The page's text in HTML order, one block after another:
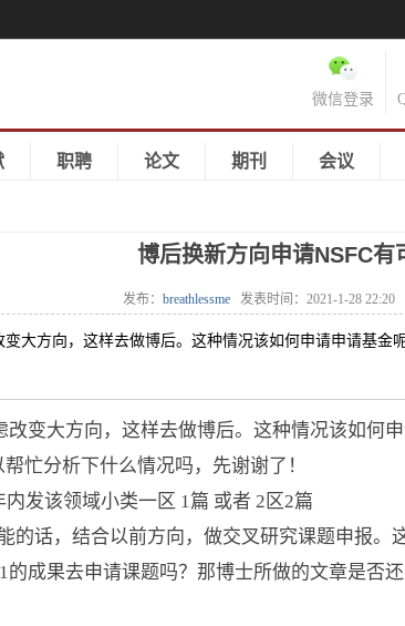
微信登录
职聘 论文 期刊 会议
博后换新方向申请NSFC有
发布： breathlessme 发表时间： 2021-1-28 22:20
变大方向，这样去做博后。这种情况该如何申请申请基
变大方向，这样去做博后。这种情况该如何申
忙分析下什么情况吗，先谢谢了！
发该领域小类一区 1篇 或者 2区2篇
的话，结合以前方向，做交叉研究课题申报。
成果去申请课题吗？那博士所做的文章是否还